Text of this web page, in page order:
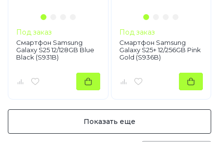
Под заказ
Смартфон Samsung
Galaxy S25 12/128GB Blue
Black (S931B)
Под заказ
Смартфон Samsung
Galaxy S25+ 12/256GB Pink
Gold (S936B)
Показать еще